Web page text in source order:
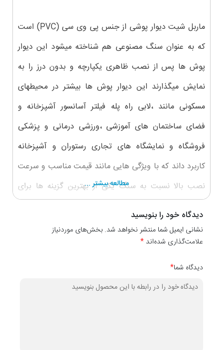
ماربل شیت دیوار پوشی از جنس پی وی سی (PVC) است
که به عنوان سنگ مصنوعی هم شناخته میشود این دیوار
پوش ها پس از نصب ظاهری یکپارچه و بدون درز را به
نمایش میگذارند این دیوار پوش ها بیشتر در محیطهای
مسکونی مانند ،لابی راه پله فیلتر آسانسور آشپزخانه و
فضای ساختمان های آموزشی ،ورزشی درمانی و پزشکی
فروشگاه و نمایشگاه های تجاری رستوران و آشپزخانه
کاربرد داند که با ویژگی هایی مانند قیمت مناسب و سرعت
نصب بالا نسبت به سنگ یکی از بهترین گزینه ها برای
دو ضخامت 3/7 و 2/5 میلی متر عرضه می شوند در مکان
های مختلفی قابل اجرا هستند.
مطالعه بیشتر ...
دیدگاه خود را بنویسید
نشانی ایمیل شما منتشر نخواهد شد. بخش‌های موردنیاز
علامت‌گذاری شده‌اند*
دیدگاه شما*